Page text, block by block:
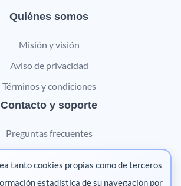
Quiénes somos
Misión y visión
Aviso de privacidad
Términos y condiciones
Contacto y soporte
Preguntas frecuentes
Contáctanos
Marketing digital
tanto cookies propias como de terceros
estadística de su navegación por